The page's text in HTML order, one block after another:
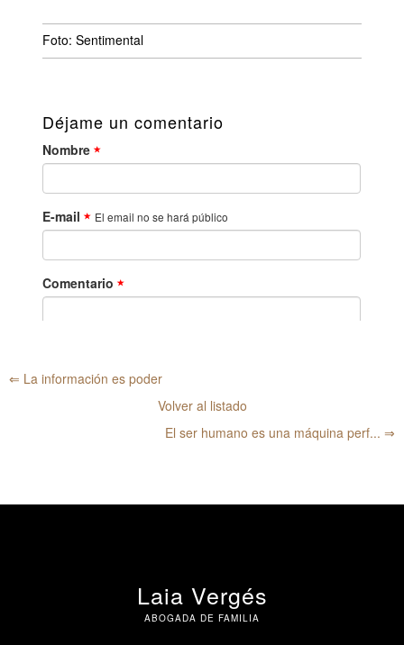
Foto: Sentimental
Déjame un comentario
⇐ La información es poder
Volver al listado
El ser humano es una máquina perf... ⇒
Laia Vergés
ABOGADA DE FAMILIA